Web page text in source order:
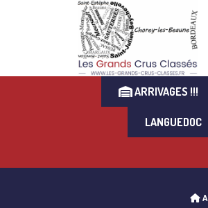
ARRIVAGES !!!
LANGUEDOC